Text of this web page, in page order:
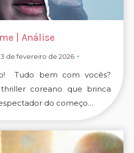
| Análise
de fevereiro de 2026
Tudo bem com vocês?
coreano que brinca
do começo…